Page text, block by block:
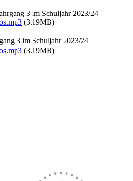
3 im Schuljahr 2023/24
(3.19MB)
3 im Schuljahr 2023/24
(3.19MB)